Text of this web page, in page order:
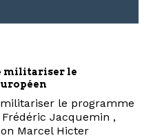
militariser le
le programme
Jacquemin ,
Marcel Hicter